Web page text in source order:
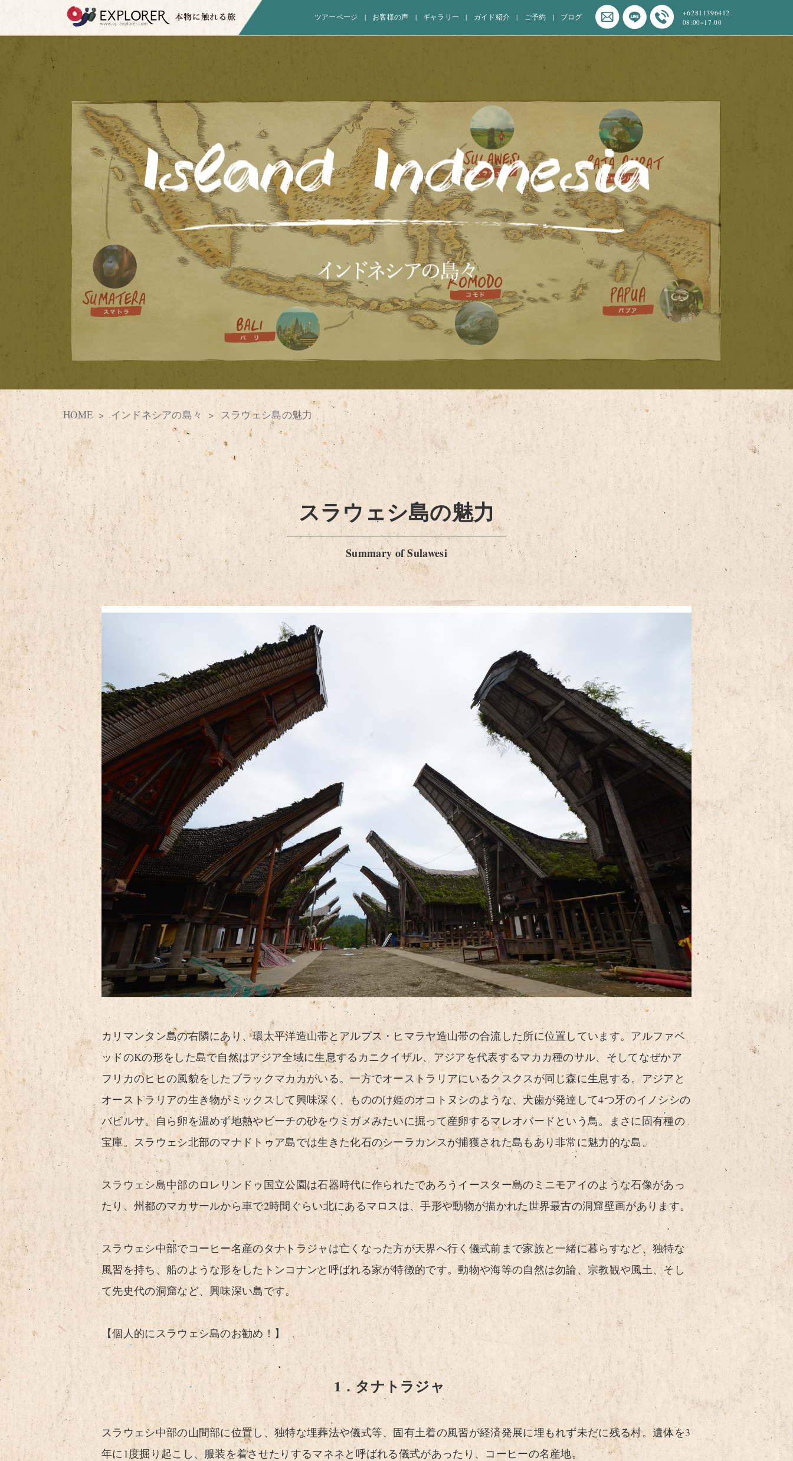
ツアーページ お客様の声 ギャラリー ガイド紹介 ご予約 ブログ +62811396412
08:00~17:00
HOME インドネシアの島々 スラウェシ島の魅力
スラウェシ島の魅力
Summary of Sulawesi
カリマンタン島の右隣にあり、環太平洋造山帯とアルプス・ヒマラヤ造山帯の合流した所に位置しています。アルファベ
ッドのKの形をした島で自然はアジア全域に生息するカニクイザル、アジアを代表するマカカ種のサル、そしてなぜかア
フリカのヒヒの風貌をしたブラックマカカがいる。一方でオーストラリアにいるクスクスが同じ森に生息する。アジアと
オーストラリアの生き物がミックスして興味深く、もののけ姫のオコトヌシのような、犬歯が発達して4つ牙のイノシシの
バビルサ。自ら卵を温めず地熱やビーチの砂をウミガメみたいに掘って産卵するマレオバードという鳥。まさに固有種の
宝庫。スラウェシ北部のマナドトゥア島では生きた化石のシーラカンスが捕獲された島もあり非常に魅力的な島。
スラウェシ島中部のロレリンドゥ国立公園は石器時代に作られたであろうイースター島のミニモアイのような石像があっ
たり、州都のマカサールから車で2時間ぐらい北にあるマロスは、手形や動物が描かれた世界最古の洞窟壁画があります。
スラウェシ中部でコーヒー名産のタナトラジャは亡くなった方が天界へ行く儀式前まで家族と一緒に暮らすなど、独特な
風習を持ち、船のような形をしたトンコナンと呼ばれる家が特徴的です。動物や海等の自然は勿論、宗教観や風土、そし
て先史代の洞窟など、興味深い島です。
【個人的にスラウェシ島のお勧め！】
1．タナトラジャ
スラウェシ中部の山間部に位置し、独特な埋葬法や儀式等、固有土着の風習が経済発展に埋もれず未だに残る村。遺体を3
年に1度掘り起こし、服装を着させたりするマネネと呼ばれる儀式があったり、コーヒーの名産地。